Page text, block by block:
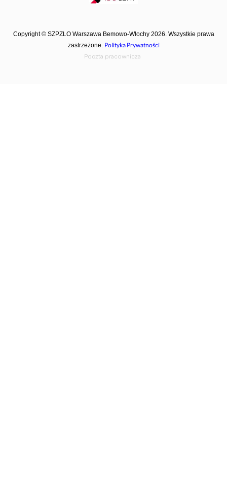
Copyright © SZPZLO Warszawa Bemowo-Włochy 2026. Wszystkie prawa
zastrzeżone. Polityka Prywatności
Poczta pracownicza